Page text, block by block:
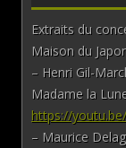
Extraits du
Maison du
– Henri Gil-
Madame la
https://
– Maurice